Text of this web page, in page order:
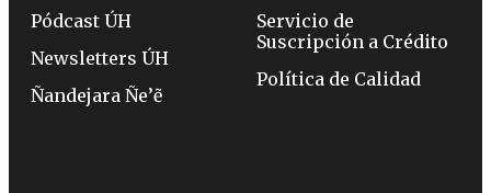
Pódcast ÚH
Newsletters ÚH
Ñandejara Ñe’ẽ
Servicio de
Suscripción a Crédito
Política de Calidad